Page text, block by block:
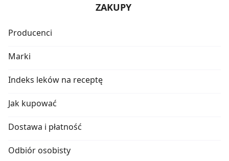
ZAKUPY
Producenci
Marki
Indeks leków na receptę
Jak kupować
Dostawa i płatność
Odbiór osobisty